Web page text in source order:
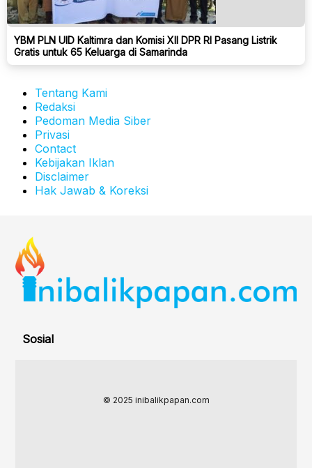
YBM PLN UID Kaltimra dan Komisi XII DPR RI Pasang Listrik
Gratis untuk 65 Keluarga di Samarinda
Tentang Kami
Redaksi
Pedoman Media Siber
Privasi
Contact
Kebijakan Iklan
Disclaimer
Hak Jawab & Koreksi
Sosial
© 2025 inibalikpapan.com